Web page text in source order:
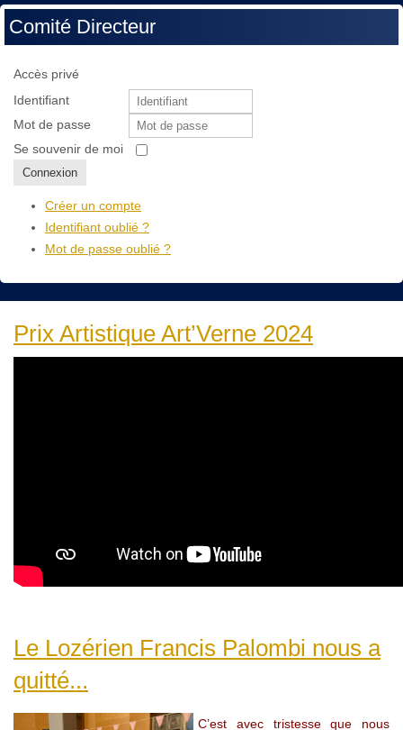
Comité Directeur
Accès privé
Identifiant
Mot de passe
Se souvenir de moi
Connexion
Créer un compte
Identifiant oublié ?
Mot de passe oublié ?
Prix Artistique Art’Verne 2024
Le Lozérien Francis Palombi nous a
quitté...
C’est avec tristesse que nous